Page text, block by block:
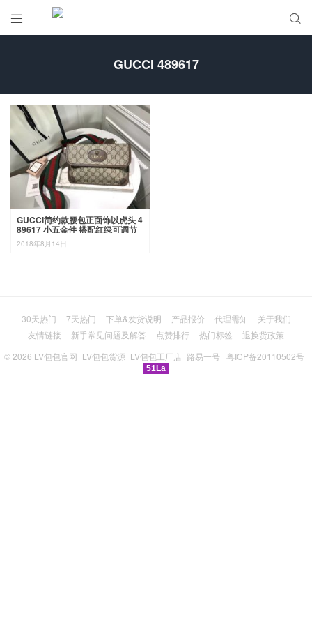
 
GUCCI 489617
GUCCI简约款腰包正面饰以虎头 4
89617 小五金件 搭配红绿可调节
肩带 简约大方时尚 24×16×3.5
2018年8月14日
30天热门 7天热门 下单&发货说明 产品报价 代理需知
关于我们
友情链接
新手常见问题及解答 点赞排行 热门标签
退换货政策
© 2026 LV包包官网_LV包包货源_LV包包工厂店_路易一号 粤ICP备20110502号
51La